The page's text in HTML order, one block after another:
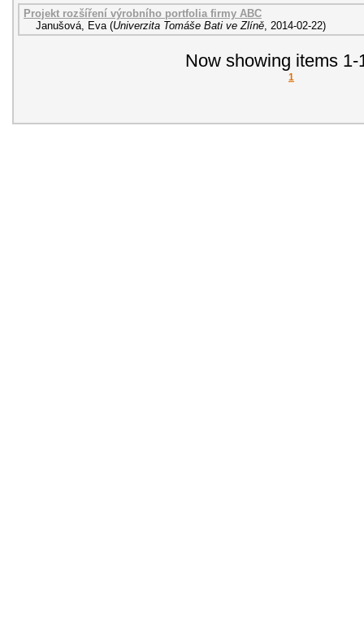
Projekt rozšíření výrobního portfolia firmy ABC
Janušová, Eva (Univerzita Tomáše Bati ve Zlíně 2014-02-22)
Now showing items 1-
1